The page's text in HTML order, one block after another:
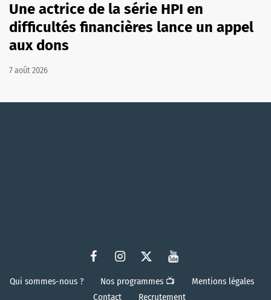
Une actrice de la série HPI en
difficultés financières lance un appel
aux dons
7 août 2026
Qui sommes-nous ? Nos programmes 📺
Mentions légales
Contact
Recrutement